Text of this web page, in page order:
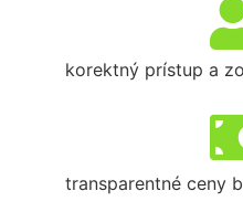
korektný prístup a
transparentné ceny